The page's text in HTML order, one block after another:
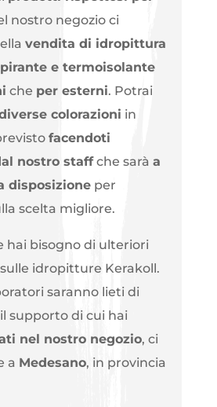
nostro negozio ci
vendita di idropittura
e termoisolante
che per esterni. Potrai
colorazioni in
facendoti
nostro staffche sarà a
disposizioneper
scelta migliore.
hai bisogno di ulteriori
idropitture Kerakoll.
saranno lieti di
supporto di cui hai
nel nostro negozio, ci
a Medesano, in provincia